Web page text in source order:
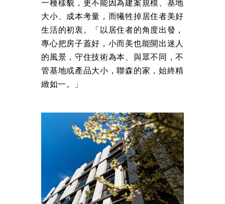
一種樣貌，更不能因為建案規模、基地
大小、成本考量，而犧牲掉居住者美好
生活的初衷。「以居住者的角度出發，
專心把房子蓋好，小而美也能開出迷人
的風景，守住技術為本、與眾不同，不
管基地或產品大小，聯森的家，始終精
緻如一。」